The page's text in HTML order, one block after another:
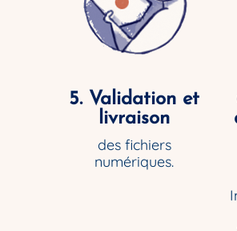
5. Validation et
livraison
des fichiers
numériques.